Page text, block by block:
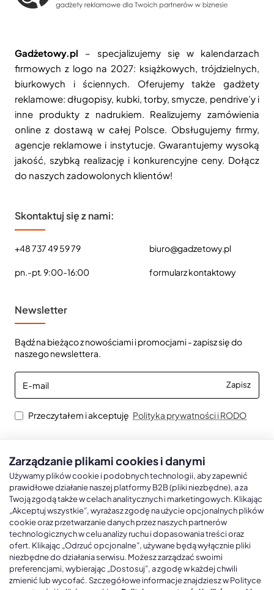
Gadżetowy.pl – specjalizujemy się w kalendarzach
firmowych z logo na 2027: książkowych, trójdzielnych,
biurkowych i ściennych. Oferujemy także gadżety
reklamowe: długopisy, kubki, torby, smycze, pendrive’y i
inne produkty z nadrukiem. Realizujemy zamówienia
online z dostawą w całej Polsce. Obsługujemy firmy,
agencje reklamowe i instytucje. Gwarantujemy wysoką
jakość, szybką realizację i konkurencyjne ceny. Dołącz
do naszych zadowolonych klientów!
Skontaktuj się z nami:
+48 737 49 59 79
pn.-pt. 9:00-16:00
biuro@gadzetowy.pl
formularz kontaktowy
Newsletter
Bądź na bieżąco z nowościami i promocjami - zapisz się do
naszego newslettera.
E-
mail
Zapisz
Przeczytałem i akceptuję Polityka prywatności i RODO
Kalendarze książkowe
Kalendarze książkowe A5
Kalendarze książkowe A4
Kalendarze książkowe B5
Kalendarze książkowe A6 i B6
Kalendarze Ścienne
Kalendarze trójdzielne
Kalendarze jednodzielne
Kalendarze czterodzielne
Kalendarze Wieloplanszowe
Zarządzanie plikami cookies i danymi
Używamy plików cookie i podobnych technologii, aby zapewnić
prawidłowe działanie naszej platformy B2B (pliki niezbędne), a za
Twoją zgodą także w celach analitycznych i marketingowych. Klikając
„Akceptuj wszystkie”, wyrażasz zgodę na użycie opcjonalnych plików
cookie oraz przetwarzanie danych przez naszych partnerów
technologicznych w celu analizy ruchu i dopasowania treści oraz
ofert. Klikając „Odrzuć opcjonalne”, używane będą wyłącznie pliki
niezbędne do działania serwisu. Możesz zarządzać swoimi
preferencjami, wybierając „Dostosuj”, a zgodę w każdej chwili
zmienić lub wycofać. Szczegółowe informacje znajdziesz w Polityce